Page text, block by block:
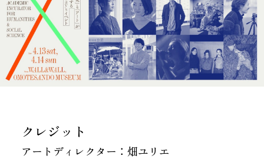
クレジット
アートディレクター：畑ユリエ